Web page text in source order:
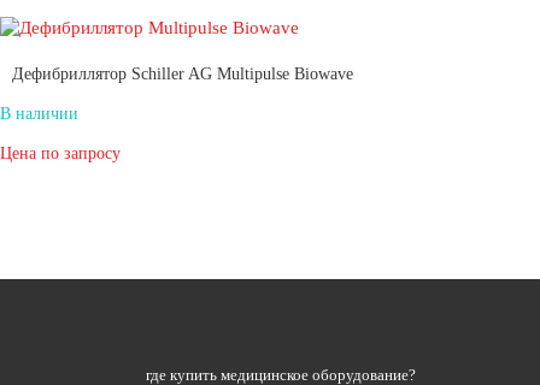
Дефибриллятор Schiller AG Multipulse Biowave
В наличии
Цена по запросу
где купить медицинское оборудование?